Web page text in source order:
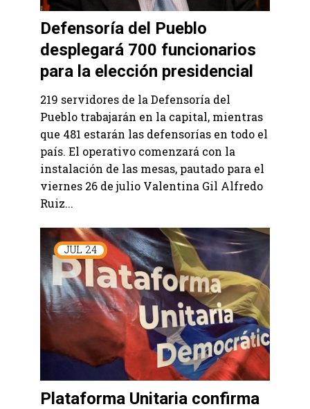
Defensoría del Pueblo
desplegará 700 funcionarios
para la elección presidencial
219 servidores de la Defensoría del
Pueblo trabajarán en la capital, mientras
que 481 estarán las defensorías en todo el
país. El operativo comenzará con la
instalación de las mesas, pautado para el
viernes 26 de julio Valentina Gil Alfredo
Ruiz...
JUL 24
Plataforma Unitaria confirma